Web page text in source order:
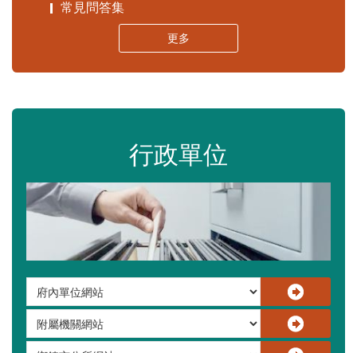
常見問答集
更多
行政單位